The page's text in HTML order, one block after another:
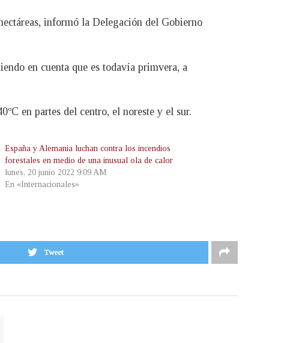
informó la Delegación del Gobierno
en cuenta que es todavía primvera, a
en partes del centro, el noreste y el sur.
España y Alemania luchan contra los incendios
forestales en medio de una inusual ola de calor
lunes, 20 junio 2022 9:09 AM
En «Internacionales»
Tweet